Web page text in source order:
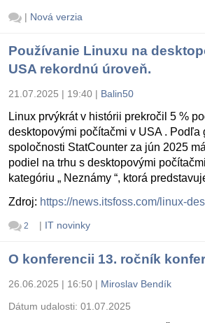
| Nová verzia
Používanie Linuxu na
USA rekordnú úroveň.
21.07.2025 | 19:40 | Balin50
Linux prvýkrát v histórii prekročil 5 %
desktopovými počítačmi v USA . Podľa
spoločnosti StatCounter za jún 2025
podiel na trhu s desktopovými
kategóriu „ Neznámy “, ktorá
Zdroj: https://news.itsfoss.com/linux-
2 | IT novinky
O konferencii 13. ročník
26.06.2025 | 16:50 | Miroslav Bendík
Dátum udalosti: 01.07.2025